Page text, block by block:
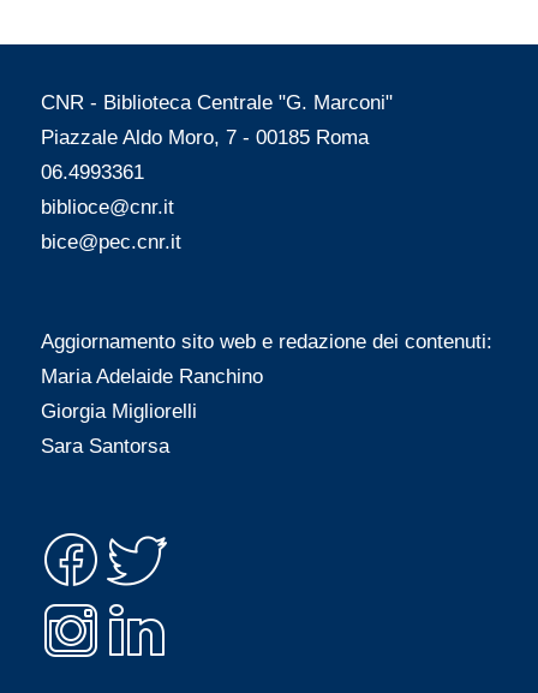
P
o
s
t
P
o
t
CNR - Biblioteca Centrale "G. Marconi"
Piazzale Aldo Moro, 7 - 00185 Roma
06.4993361
biblioce@cnr.it
bice@pec.cnr.it
Aggiornamento sito web e redazione dei contenuti:
Maria Adelaide Ranchino
Giorgia Migliorelli
Sara Santorsa